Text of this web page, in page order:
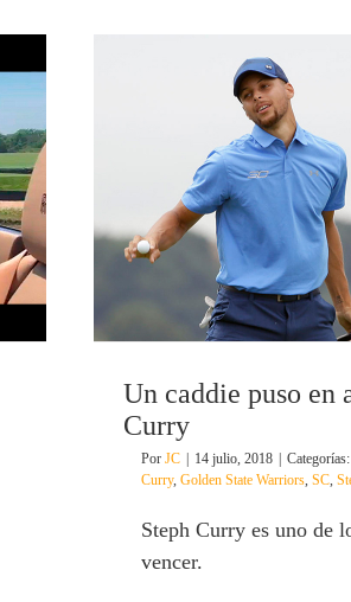
Un caddie puso en
Curry
Por JC 14 julio, 2018 Categorías:
Curry, Golden State Warriors, SC,
Steph Curry es uno de
vencer.